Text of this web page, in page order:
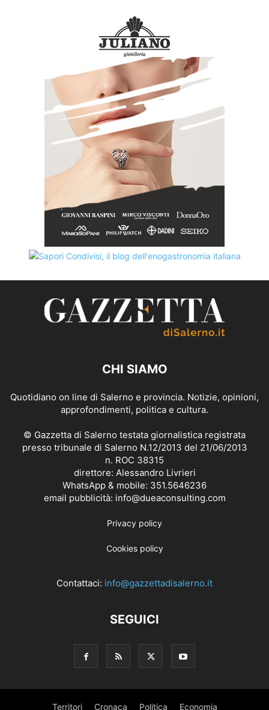
CHI SIAMO
Quotidiano on line di Salerno e provincia. Notizie, opinioni,
approfondimenti, politica e cultura.
© Gazzetta di Salerno testata giornalistica registrata
presso tribunale di Salerno N.12/2013 del 21/06/2013
n. ROC 38315
direttore: Alessandro Livrieri
WhatsApp & mobile: 351.5646236
email pubblicità: info@dueaconsulting.com
Privacy policy
Cookies policy
Contattaci: info@gazzettadisalerno.it
SEGUICI
Territori Cronaca Politica Economia